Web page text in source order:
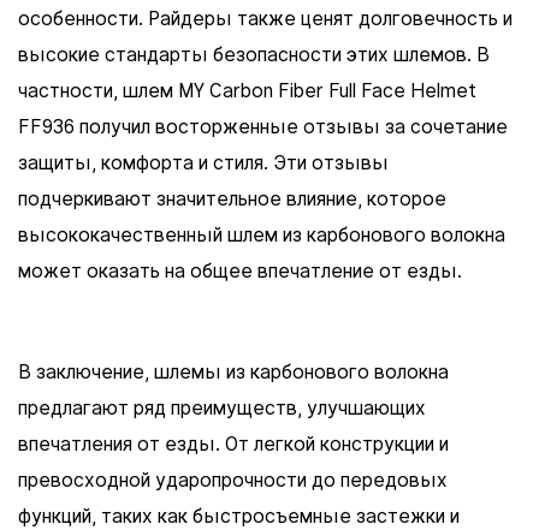
особенности. Райдеры также ценят долговечность и
высокие стандарты безопасности этих шлемов. В
частности, шлем MY Carbon Fiber Full Face Helmet
FF936 получил восторженные отзывы за сочетание
защиты, комфорта и стиля. Эти отзывы
подчеркивают значительное влияние, которое
высококачественный шлем из карбонового волокна
может оказать на общее впечатление от езды.
В заключение, шлемы из карбонового волокна
предлагают ряд преимуществ, улучшающих
впечатления от езды. От легкой конструкции и
превосходной ударопрочности до передовых
функций, таких как быстросъемные застежки и